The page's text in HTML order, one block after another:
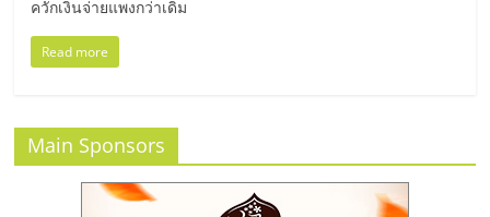
รน
ไชส์,
ที่
ควักเงินจ่ายแพงกว่าเดิม
Read more
Main Sponsors